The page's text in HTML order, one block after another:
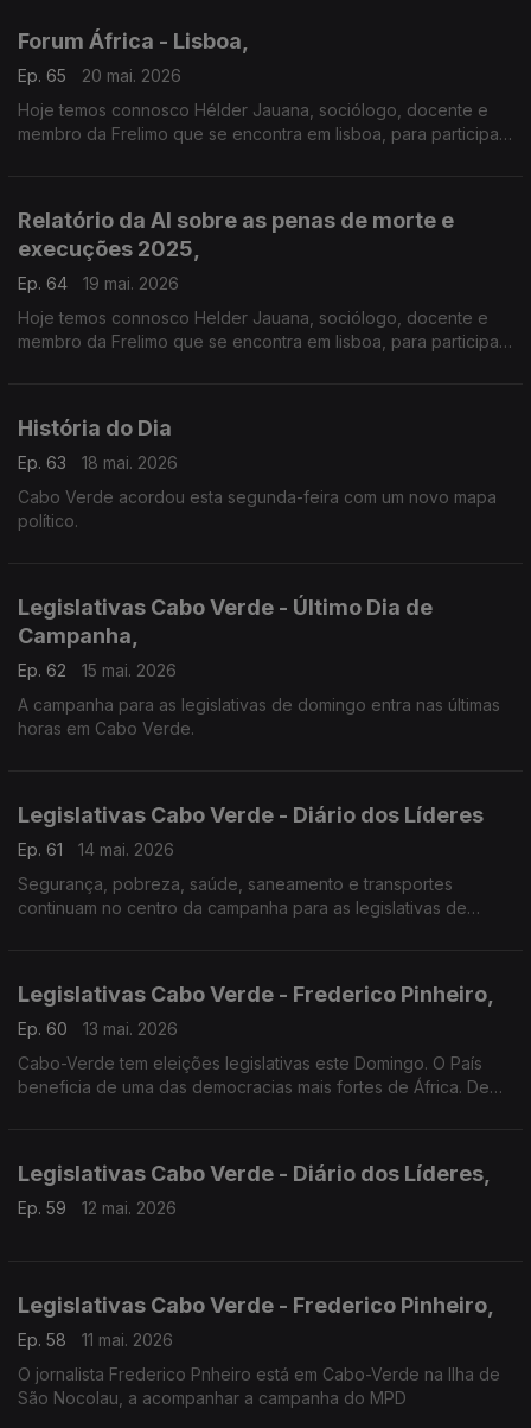
Forum África - Lisboa,
Ep. 65
20 mai. 2026
Hoje temos connosco Hélder Jauana, sociólogo, docente e
membro da Frelimo que se encontra em lisboa, para participar
Relatório da AI sobre as penas de morte e
execuções 2025,
Ep. 64
19 mai. 2026
Hoje temos connosco Helder Jauana, sociólogo, docente e
membro da Frelimo que se encontra em lisboa, para participar
História do Dia
Ep. 63
18 mai. 2026
Cabo Verde acordou esta segunda-feira com um novo mapa
político.
Legislativas Cabo Verde - Último Dia de
Campanha,
Ep. 62
15 mai. 2026
A campanha para as legislativas de domingo entra nas últimas
horas em Cabo Verde.
Legislativas Cabo Verde - Diário dos Líderes
Ep. 61
14 mai. 2026
Segurança, pobreza, saúde, saneamento e transportes
continuam no centro da campanha para as legislativas de
Legislativas Cabo Verde - Frederico Pinheiro,
Ep. 60
13 mai. 2026
Cabo-Verde tem eleições legislativas este Domingo. O País
beneficia de uma das democracias mais fortes de África. De
Legislativas Cabo Verde - Diário dos Líderes,
Ep. 59 12 mai. 2026
Legislativas Cabo Verde - Frederico Pinheiro,
Ep. 58
11 mai. 2026
O jornalista Frederico Pnheiro está em Cabo-Verde na Ilha de
São Nocolau, a acompanhar a campanha do MPD